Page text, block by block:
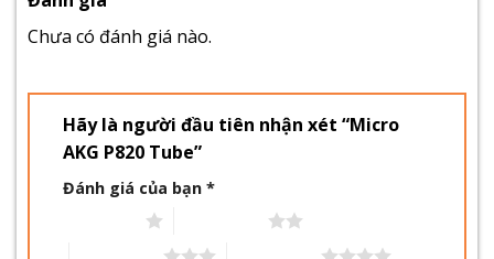
Chưa có đánh giá nào.
Hãy là người đầu tiên nhận xét “Micro
AKG P820 Tube”
Đánh giá của bạn *